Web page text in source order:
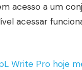
acesso a um
acessar
Write Pro hoje